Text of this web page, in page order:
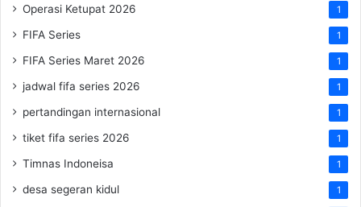
Operasi Ketupat 2026 1
FIFA Series 1
FIFA Series Maret 2026 1
jadwal fifa series 2026 1
pertandingan internasional 1
tiket fifa series 2026 1
Timnas Indoneisa 1
desa segeran kidul 1